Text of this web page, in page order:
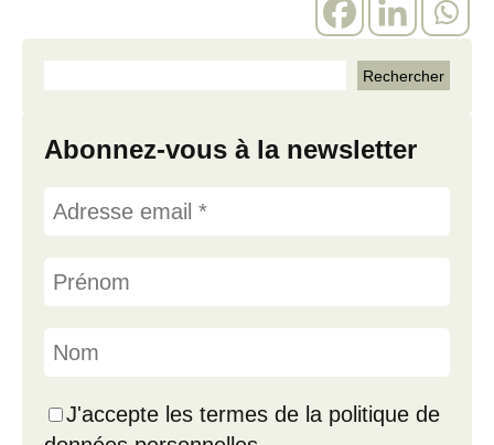
Abonnez-vous à la newsletter
J'accepte les termes de la politique de